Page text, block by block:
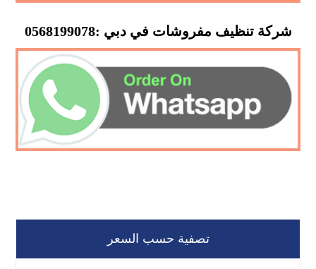
شركة تنظيف مفروشات في دبي :0568199078
تصفية حسب السعر